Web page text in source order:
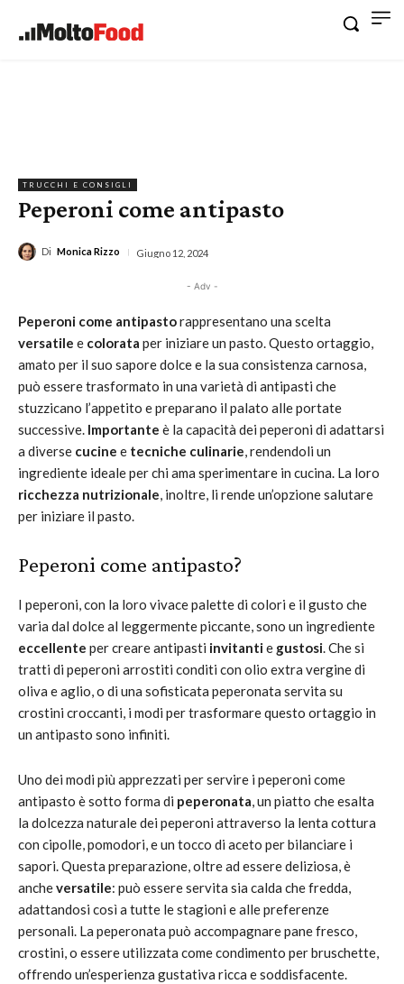
TRUCCHI E CONSIGLI
Peperoni come antipasto
Di Monica Rizzo Giugno 12, 2024
- Adv -
Peperoni come antipastorappresentano una scelta
versatile e colorata per iniziare un pasto. Questo ortaggio,
amato per il suo sapore dolce e la sua consistenza carnosa,
può essere trasformato in una varietà di antipasti che
stuzzicano l’appetito e preparano il palato alle portate
successive. Importante è la capacità dei peperoni di adattarsi
a diverse cucine e tecniche culinarie, rendendoli un
ingrediente ideale per chi ama sperimentare in cucina. La loro
ricchezza nutrizionale, inoltre, li rende un’opzione salutare
per iniziare il pasto.
Peperoni come antipasto?
I peperoni, con la loro vivace palette di colori e il gusto che
varia dal dolce al leggermente piccante, sono un ingrediente
eccellente per creare antipasti invitantie gustosi. Che si
tratti di peperoni arrostiti conditi con olio extra vergine di
oliva e aglio, o di una sofisticata peperonata servita su
crostini croccanti, i modi per trasformare questo ortaggio in
un antipasto sono infiniti.
Uno dei modi più apprezzati per servire i peperoni come
antipasto è sotto forma di peperonata, un piatto che esalta
la dolcezza naturale dei peperoni attraverso la lenta cottura
con cipolle, pomodori, e un tocco di aceto per bilanciare i
sapori. Questa preparazione, oltre ad essere deliziosa, è
ancheversatile: può essere servita sia calda che fredda,
adattandosi così a tutte le stagioni e alle preferenze
personali. La peperonata può accompagnare pane fresco,
crostini, o essere utilizzata come condimento per bruschette,
offrendo un’esperienza gustativa ricca e soddisfacente.